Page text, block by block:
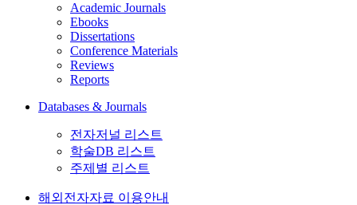
Academic Journals
Ebooks
Dissertations
Conference Materials
Reviews
Reports
Databases & Journals
전자저널 리스트
학술DB 리스트
주제별 리스트
해외전자자료 이용안내